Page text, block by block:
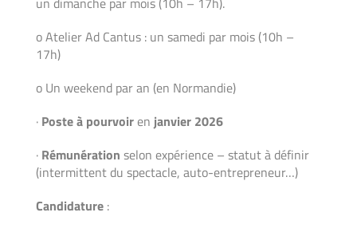
o Atelier Ad Cantus : un samedi par mois (10h –
17h)
o Un weekend par an (en Normandie)
· Poste à pourvoiren janvier 2026
· Rémunération selon expérience – statut à définir
(intermittent du spectacle, auto-entrepreneur…)
Candidature :